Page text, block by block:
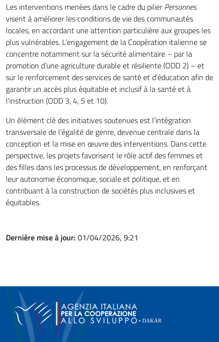
Les interventions menées dans le cadre du pilierPersonnes
visent à améliorer les conditions de vie des communautés
locales, en accordant une attention particulière aux groupes les
plus vulnérables. L’engagement de la Coopération italienne se
concentre notamment sur la sécurité alimentaire – par la
promotion d’une agriculture durable et résiliente (ODD 2) – et
sur le renforcement des services de santé et d’éducation afin de
garantir un accès plus équitable et inclusif à la santé et à
l’instruction (ODD 3, 4, 5 et 10).
Un élément clé des initiatives soutenues est l’intégration
transversale de l’égalité de genre, devenue centrale dans la
conception et la mise en œuvre des interventions. Dans cette
perspective, les projets favorisent le rôle actif des femmes et
des filles dans les processus de développement, en renforçant
leur autonomie économique, sociale et politique, et en
contribuant à la construction de sociétés plus inclusives et
équitables.
Dernière mise à jour: 01/04/2026, 9:21